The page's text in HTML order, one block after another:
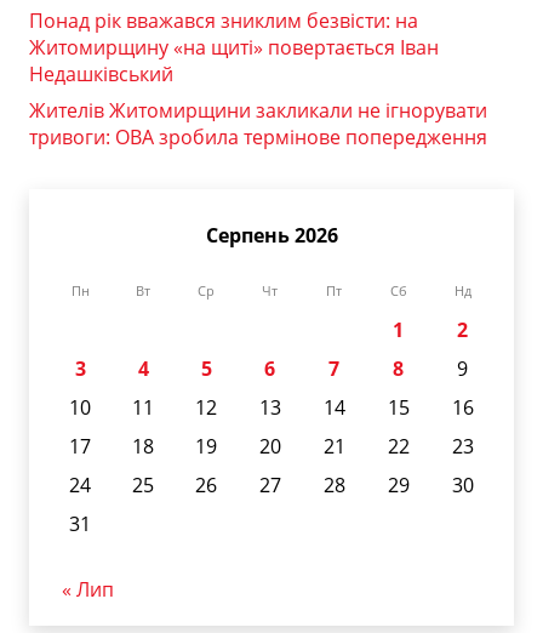
Понад рік вважався зниклим безвісти: на
Житомирщину «на щиті» повертається Іван
Недашківський
Жителів Житомирщини закликали не ігнорувати
тривоги: ОВА зробила термінове попередження
Серпень 2026
Пн Вт Ср Чт Пт Сб Нд
1
2
3
4 5 6 7 8
9
10
11 12 13 14 15
16
17
18 19 20 21 22
23
24
25 26 27 28 29
30
31
« Лип